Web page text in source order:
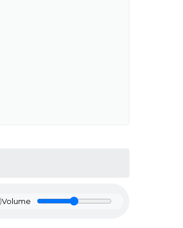
Volume